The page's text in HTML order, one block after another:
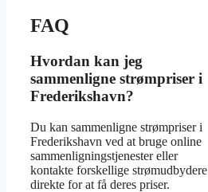
FAQ
Hvordan kan jeg
sammenligne strømpriser i
Frederikshavn?
Du kan sammenligne strømpriser i
Frederikshavn ved at bruge online
sammenligningstjenester eller
kontakte forskellige strømudbydere
direkte for at få deres priser.